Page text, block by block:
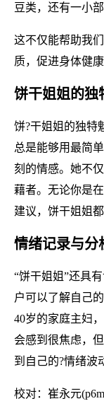
豆类，还有一小
这不仅能帮助我
质，促进身体健康
饼干姐姐的独
饼?干姐姐的独特
总是能够用最简
刻的情感。她不
藉者。无论你是
建议，饼干姐姐
情绪记录与分
“饼干姐姐”还具
户可以了解自己
40岁的家庭主妇
会感到很焦虑，
到自己的?情绪波
校对：崔永元